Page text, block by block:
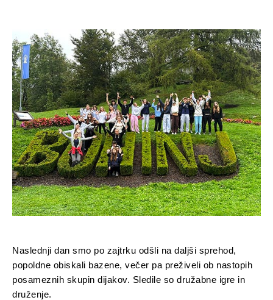
Naslednji dan smo po zajtrku odšli na daljši sprehod,
popoldne obiskali bazene, večer pa preživeli ob nastopih
posameznih skupin dijakov. Sledile so družabne igre in
druženje.